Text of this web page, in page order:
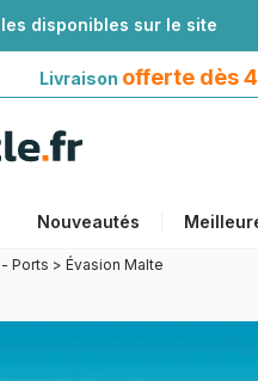
disponibles sur le site
Livraison offerte dès
Nouveautés
avec Mondial Relay
Ports > Évasion Malte